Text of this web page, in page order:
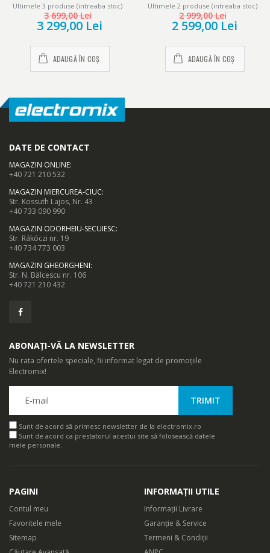
191.2 cm, Argintiu
Ultimele 3 produse (intreaba stoc)
3 699,00 Lei
3 299,00 Lei
ADAUGĂ ÎN COȘ
compartimente, Compressor
ProSmart Inverter, H 186.5,
Clasa E, alb
Ultimele 2 produse (intreaba stoc)
2 999,00 Lei
2 599,00 Lei
ADAUGĂ ÎN COȘ
DATE DE CONTACT
MAGAZIN ONLINE:
+40 721 210 532
MAGAZIN MIERCUREA-CIUC:
Str. Kossuth Lajos, Nr. 43
+40 733 090 990
MAGAZIN ODORHEIU-SECUIESC:
Str. Rákóczi nr. 19
+40 734 773 003
MAGAZIN GHEORGHENI:
Str. N. Bălcescu nr. 106
+40 721 210 432
ABONAȚI-VĂ LA NEWSLETTER
Nu rata ofertele speciale, fii informat legat de promoțiile
Electromix!
Sunt de acord să primesc newsletter de la electromix.ro
Sunt de acord ca prestatorul acestui site să folosească datele
mele personale.
PAGINI
Contul meu
Favoritele mele
Sitemap
INFORMAȚII UTILE
Informații Livrare
Garanție & Service
Termeni & Condiții